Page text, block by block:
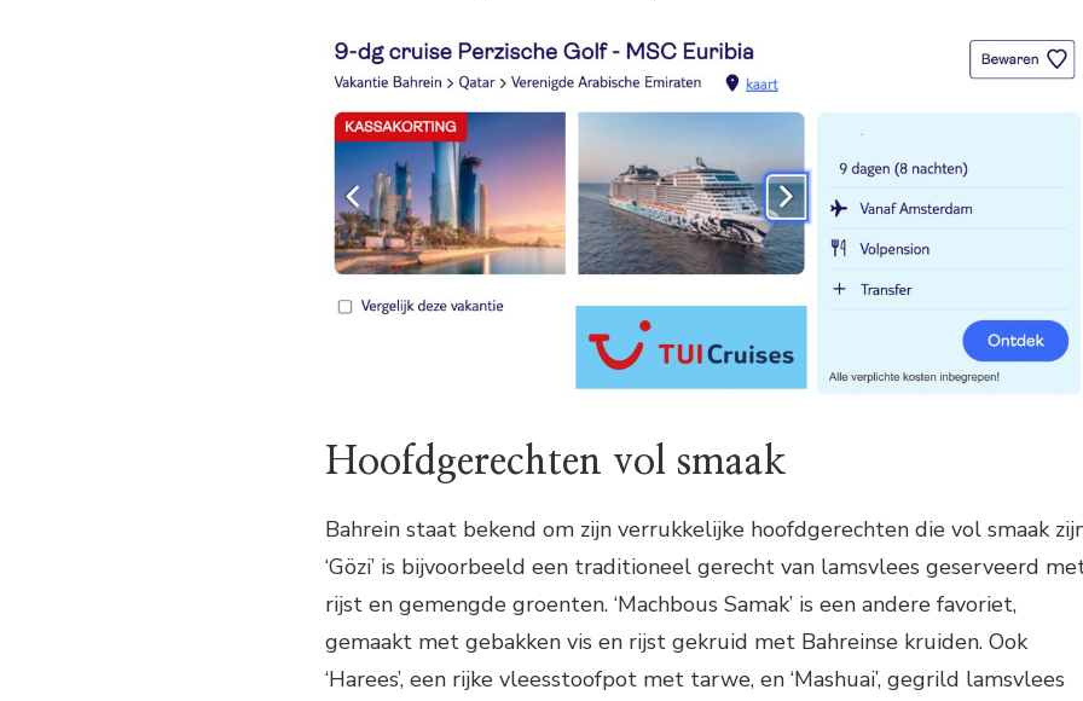
Hoofdgerechten vol smaak
Bahrein staat bekend om zijn verrukkelijke hoofdgerechten die vol smaak
‘Gözi’ is bijvoorbeeld een traditioneel gerecht van lamsvlees geserveerd
rijst en gemengde groenten. ‘Machbous Samak’ is een andere favoriet,
gemaakt met gebakken vis en rijst gekruid met Bahreinse kruiden. Ook
‘Harees’, een rijke vleesstoofpot met tarwe, en ‘Mashuai’, gegrild lamsvlees